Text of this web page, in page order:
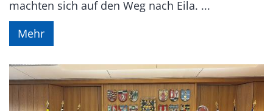
machten sich auf den Weg nach Eila. ...
Mehr